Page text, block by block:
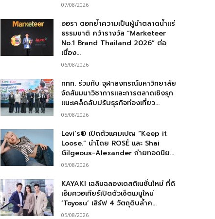
07/08/2026
ออรา ตอกย้ำความเป็นผู้นำตลาดน้ำแร่
ธรรมชาติ คว้ารางวัล “Marketeer
No.1 Brand Thailand 2026” ต่อ
เนื่อง...
06/08/2026
ททท. ร่วมกับ จุฬาลงกรณ์มหาวิทยาลัย
จัดสัมมนาวิชาการและการตลาดเชิงรุก
แนะเคล็ดลับปรับธุรกิจท่องเที่ยว...
05/08/2026
Levi’s® เปิดตัวแคมเปญ “Keep it
Loose.” นำโดย ROSÉ และ Shai
Gilgeous-Alexander ถ่ายทอดนิย...
05/08/2026
KAYAKI เฉลิมฉลองเดสติเนชั่นใหม่ ที่ดิ
เอ็มควอเทียร์เปิดตัวเซ็ตเมนูใหม่
‘Toyosu’ เสิร์ฟ 4 วัตถุดิบล้ำค...
05/08/2026